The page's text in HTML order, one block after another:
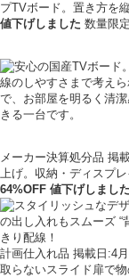
プTVボード。置き方を
値下げしました 数量限定
メーカー決算処分品 掲
上げ。収納・ディスプ
64%OFF 値下げしました
計画仕入れ品 掲載日:4
取らないスライド扉で